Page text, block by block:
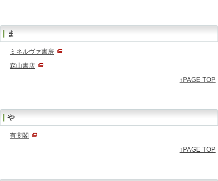
ま
ミネルヴァ書房
森山書店
↑PAGE TOP
や
有斐閣
↑PAGE TOP